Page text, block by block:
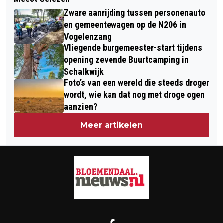
CHANGÉ’ NOG STEEDS NIETS
VERANDERD
BISSCHOP BEZOEKT PROTESTANTSE
DORPSKERK BLOEMENDAAL EN VIERT
OECUMENISCHE VERJAARDAG
Zware aanrijding tussen personenauto
en gemeentewagen op de N206 in
Vogelenzang
Vliegende burgemeester-start tijdens
opening zevende Buurtcamping in
Schalkwijk
Foto’s van een wereld die steeds droger
wordt, wie kan dat nog met droge ogen
aanzien?
Meer artikelen